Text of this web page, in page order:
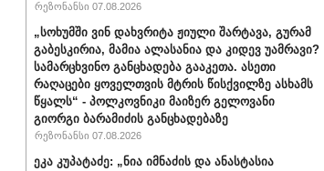
რეზონანსი 07.08.2026
„სოხუმში ვინ დახვრიტა ჟიული შარტავა, გურამ
გაბესკირია, მამია ალასანია და კიდევ უამრავი?
სამარცხვინო განცხადება გააკეთა. ასეთი
რაღაცები ყოველთვის მტრის წისქვილზე ასხამს
წყალს“ - პოლკოვნიკი მაიზერ გელოვანი
გიორგი ბარამიძის განცხადებაზე
რეზონანსი 07.08.2026
ეკა კუპატაძე: „ნია იმნაძის და ანასტასია